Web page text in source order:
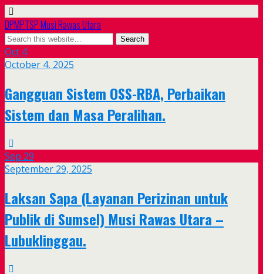
DPMPTSP Musi Rawas Utara
Oct 4
October 4, 2025
Gangguan Sistem OSS-RBA, Perbaikan
Sistem dan Masa Peralihan.
Sep 29
September 29, 2025
Laksan Sapa (Layanan Perizinan untuk
Publik di Sumsel) Musi Rawas Utara –
Lubuklinggau.